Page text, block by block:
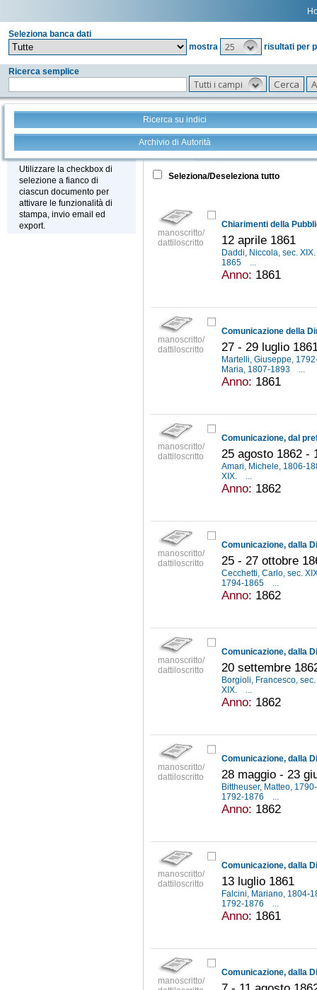
Seleziona banca dati
mostra
25 risultati per
Ricerca semplice
Tutti i campi
Ricerca su indici
Archivio di Autorità
Stampa - Email - Export
Utilizzare la checkbox di
selezione a fianco di
ciascun documento per
attivare le funzionalità di
stampa, invio email ed
export.
Tutto +
Seleziona/Deseleziona tutto
manoscritto/
dattiloscritto
12 aprile 1861
Daddi, Niccola, sec. XIX.
1865
...
Anno: 1861
manoscritto/
dattiloscritto
27 - 29 luglio
Martelli, Giuseppe,
Maria, 1807-1893
...
Anno: 1861
manoscritto/
dattiloscritto
25 agosto 1862 -
Amari, Michele, 1806-
XIX.
...
Anno: 1862
manoscritto/
dattiloscritto
25 - 27 ottobre
Cecchetti, Carlo, sec.
1794-1865
...
Anno: 1862
manoscritto/
dattiloscritto
20 settembre
Borgioli, Francesco,
XIX.
...
Anno: 1862
manoscritto/
dattiloscritto
28 maggio - 23
Bittheuser, Matteo,
1792-1876
...
Anno: 1862
manoscritto/
dattiloscritto
13 luglio 1861
Falcini, Mariano, 1804-
1792-1876
...
Anno: 1861
manoscritto/